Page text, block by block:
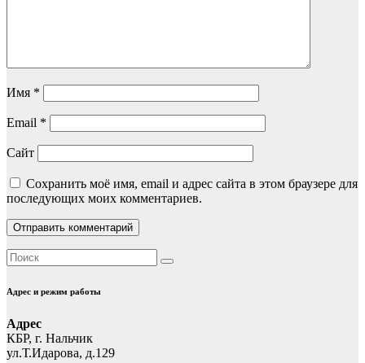
Имя *
Email *
Сайт
Сохранить моё имя, email и адрес сайта в этом браузере для
последующих моих комментариев.
Адрес и режим работы
Адрес
КБР, г. Нальчик
ул.Т.Идарова, д.129